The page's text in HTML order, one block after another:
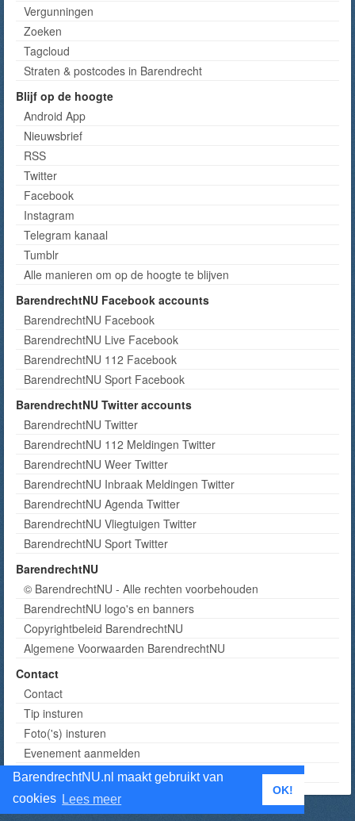
BarendrechtNU.nl maakt gebruikt van
cookies Lees meer
OK!
Vergunningen
Zoeken
Tagcloud
Straten & postcodes in Barendrecht
Blijf op de hoogte
Android App
Nieuwsbrief
RSS
Twitter
Facebook
Instagram
Telegram kanaal
Tumblr
Alle manieren om op de hoogte te blijven
BarendrechtNU Facebook accounts
BarendrechtNU Facebook
BarendrechtNU Live Facebook
BarendrechtNU 112 Facebook
BarendrechtNU Sport Facebook
BarendrechtNU Twitter accounts
BarendrechtNU Twitter
BarendrechtNU 112 Meldingen Twitter
BarendrechtNU Weer Twitter
BarendrechtNU Inbraak Meldingen Twitter
BarendrechtNU Agenda Twitter
BarendrechtNU Vliegtuigen Twitter
BarendrechtNU Sport Twitter
BarendrechtNU
© BarendrechtNU - Alle rechten voorbehouden
BarendrechtNU logo's en banners
Copyrightbeleid BarendrechtNU
Algemene Voorwaarden BarendrechtNU
Contact
Contact
Tip insturen
Foto('s) insturen
Evenement aanmelden
Informatie aanvragen adverteren